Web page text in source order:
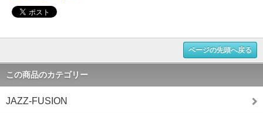
ページの先頭へ戻る
この商品のカテゴリー
JAZZ-FUSION